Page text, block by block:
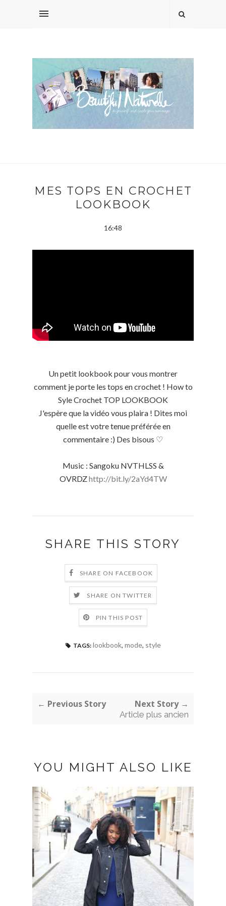
MES TOPS EN CROCHET
LOOKBOOK
16:48
Un petit lookbook pour vous montrer
comment je porte les tops en crochet ! How to
Syle Crochet TOP LOOKBOOK
J'espère que la vidéo vous plaira ! Dites moi
quelle est votre tenue préférée en
commentaire :) Des bisous ♡
Music : Sangoku NVTHLSS &
OVRDZhttp://bit.ly/2aYd4TW
SHARE THIS STORY
SHARE ON FACEBOOK
SHARE ON TWITTER
PIN THIS POST
TAGS: lookbook, mode, style
← Previous Story Next Story →
Article plus ancien
YOU MIGHT ALSO LIKE